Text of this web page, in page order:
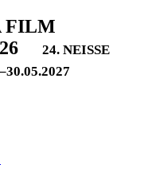
FILM
24. NEISSE